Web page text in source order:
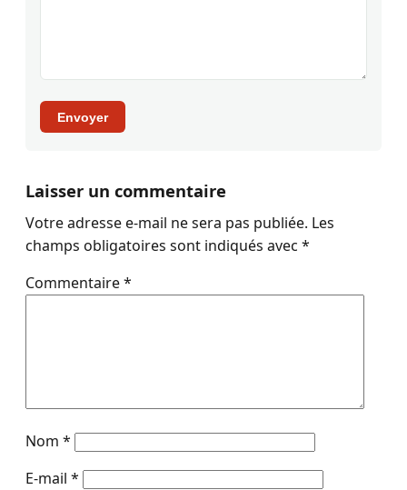
Envoyer
Laisser un commentaire
Votre adresse e-mail ne sera pas publiée. Les
champs obligatoires sont indiqués avec *
Commentaire*
Nom *
E-mail *